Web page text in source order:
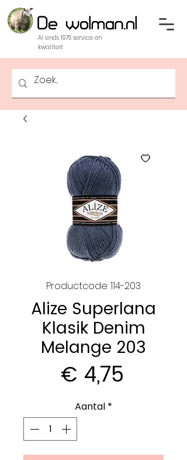
Al sinds 1976 service en
kwaliteit
Productcode: 114-203
Alize Superlana
Klasik Denim
Melange 203
€ 4,75
Aantal *